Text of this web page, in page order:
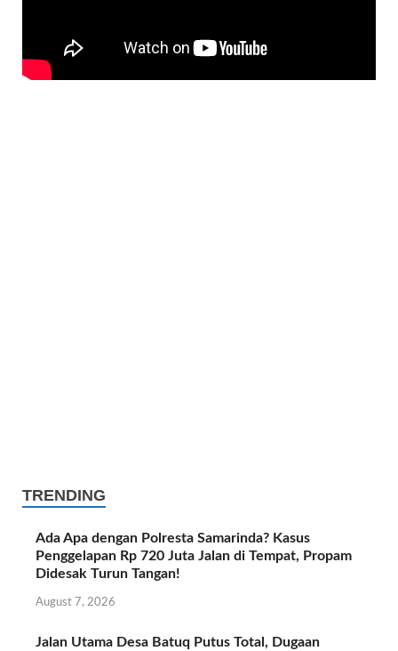
TRENDING
Ada Apa dengan Polresta Samarinda? Kasus
Penggelapan Rp 720 Juta Jalan di Tempat, Propam
Didesak Turun Tangan!
August 7, 2026
Jalan Utama Desa Batuq Putus Total, Dugaan